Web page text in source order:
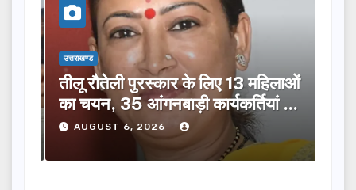
उत्तराखण्ड
तीलू रौतेली पुरस्कार के लिए 13 महिलाओं
का चयन, 35 आंगनबाड़ी कार्यकर्तियां भी
होंगी सम्मानित…
AUGUST 6, 2026